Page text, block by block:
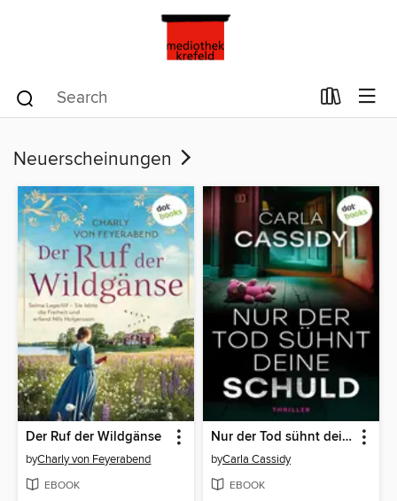
Neuerscheinungen
Der Ruf der Wildgänse
byCharly von Feyerabend
EBOOK
Nur der Tod sühnt deine Schuld
byCarla Cassidy
EBOOK